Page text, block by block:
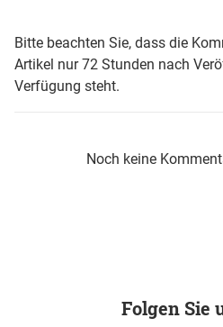
Bitte beachten Sie, dass die
Artikel nur 72 Stunden nach
Verfügung steht.
Noch keine
Folgen Sie